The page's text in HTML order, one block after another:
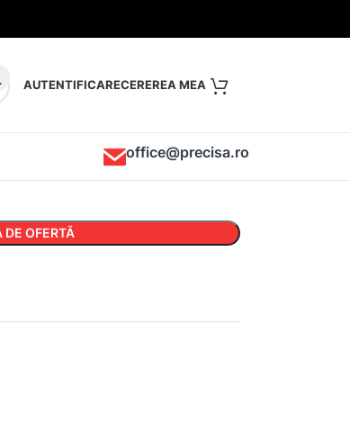
AUTENTIFICARE
office@precisa.ro
DE OFERTĂ